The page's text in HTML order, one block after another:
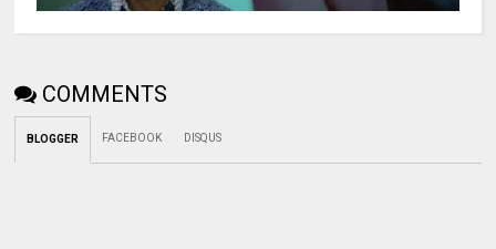
COMMENTS
BLOGGER FACEBOOK DISQUS